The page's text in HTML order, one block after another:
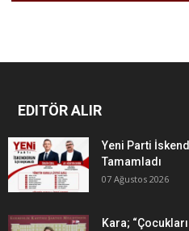
EDITÖR ALIR
Yeni Parti
Tamamladı
07 Ağustos 2026
Kara;